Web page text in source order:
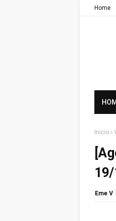
Home
Inicio
Eme V